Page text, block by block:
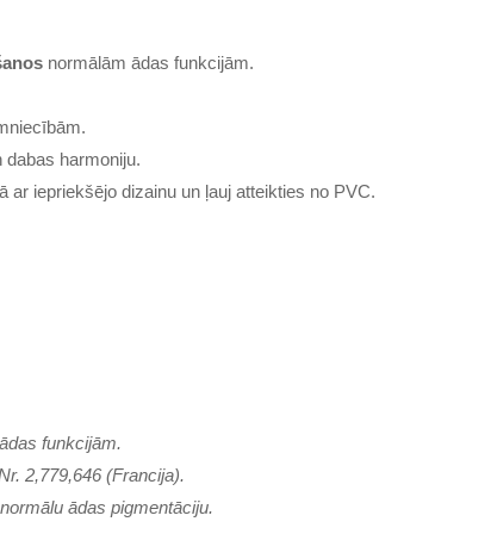
normālām ādas funkcijām.
harmoniju.
iepriekšējo dizainu un ļauj atteikties no PVC.
funkcijām.
2,779,646 (Francija).
ādas pigmentāciju.